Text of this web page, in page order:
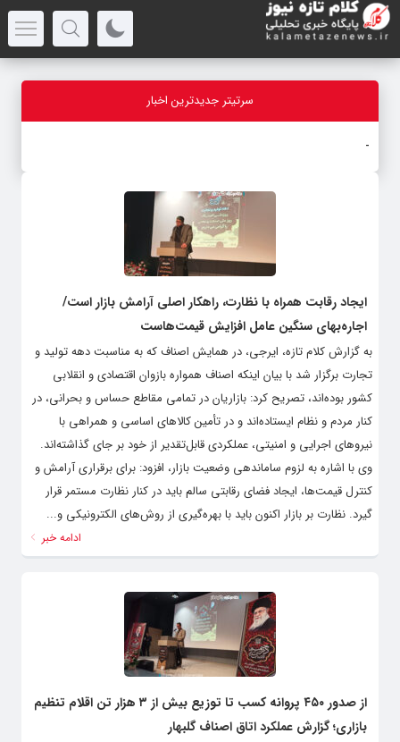
سرتیتر جدیدترین اخبار
مجتمع خ
ایجاد رقابت همراه با نظارت، راهکار اصلی آرامش بازار است/
اجاره‌بهای سنگین عامل افزایش قیمت‌هاست
به گزارش کلام تازه، ایرجی، در همایش اصناف که به مناسبت دهه تولید و
تجارت برگزار شد با بیان اینکه اصناف همواره بازوان اقتصادی و انقلابی
کشور بوده‌اند، تصریح کرد: بازاریان در تمامی مقاطع حساس و بحرانی، در
کنار مردم و نظام ایستاده‌اند و در تأمین کالاهای اساسی و همراهی با
نیروهای اجرایی و امنیتی، عملکردی قابل‌تقدیر از خود بر جای گذاشته‌اند. ‌
وی با اشاره به لزوم ساماندهی وضعیت بازار، افزود: برای برقراری آرامش و
کنترل قیمت‌ها، ایجاد فضای رقابتی سالم باید در کنار نظارت مستمر قرار
گیرد. نظارت بر بازار اکنون باید با بهره‌گیری از روش‌های الکترونیکی و...
ادامه خبر
از صدور ۴۵۰ پروانه کسب تا توزیع بیش از ۳ هزار تن اقلام تنظیم
بازاری؛ گزارش عملکرد اتاق اصناف گلبهار